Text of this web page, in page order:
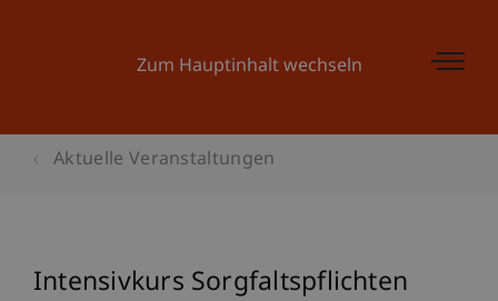
Zum Hauptinhalt wechseln
Aktuelle Veranstaltungen
Intensivkurs Sorgfaltspflichten